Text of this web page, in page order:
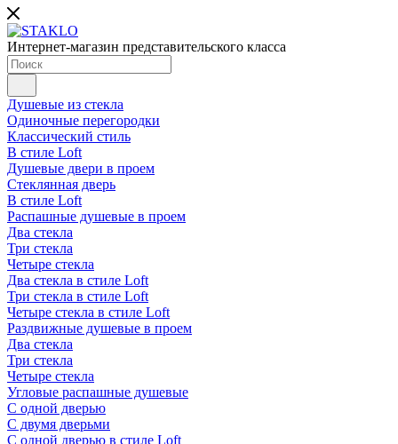
Интернет-магазин представительского класса
Душевые из стекла
Одиночные перегородки
Классический стиль
В стиле Loft
Душевые двери в проем
Стеклянная дверь
В стиле Loft
Распашные душевые в проем
Два стекла
Три стекла
Четыре стекла
Два стекла в стиле Loft
Три стекла в стиле Loft
Четыре стекла в стиле Loft
Раздвижные душевые в проем
Два стекла
Три стекла
Четыре стекла
Угловые распашные душевые
С одной дверью
С двумя дверьми
С одной дверью в стиле Loft